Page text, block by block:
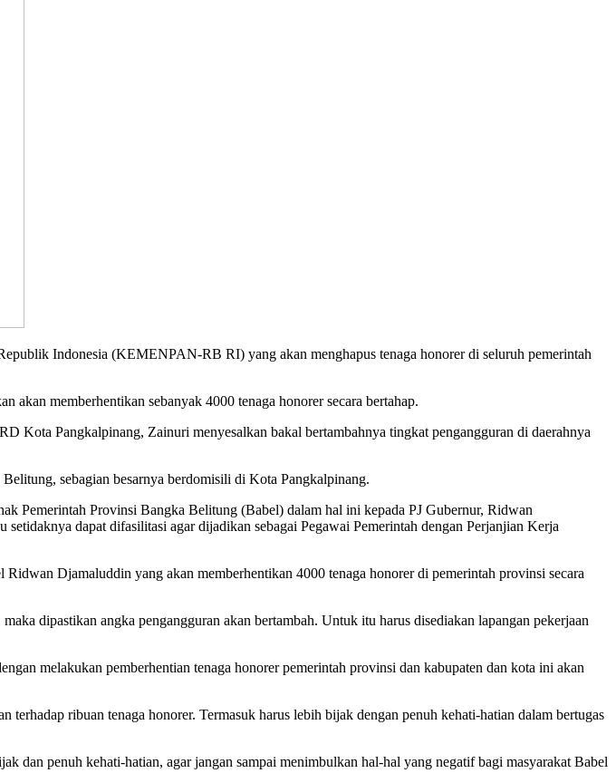
Indonesia (KEMENPAN-RB RI) yang akan menghapus tenaga honorer di seluruh pemerintah
memberhentikan sebanyak 4000 tenaga honorer secara bertahap.
Pangkalpinang, Zainuri menyesalkan bakal bertambahnya tingkat pengangguran di daerahnya
sebagian besarnya berdomisili di Kota Pangkalpinang.
Pemerintah Provinsi Bangka Belitung (Babel) dalam hal ini kepada PJ Gubernur, Ridwan
dapat difasilitasi agar dijadikan sebagai Pegawai Pemerintah dengan Perjanjian Kerja
Djamaluddin yang akan memberhentikan 4000 tenaga honorer di pemerintah provinsi secara
dipastikan angka pengangguran akan bertambah. Untuk itu harus disediakan lapangan pekerjaan
melakukan pemberhentian tenaga honorer pemerintah provinsi dan kabupaten dan kota ini akan
ribuan tenaga honorer. Termasuk harus lebih bijak dengan penuh kehati-hatian dalam bertugas
dan penuh kehati-hatian, agar jangan sampai menimbulkan hal-hal yang negatif bagi masyarakat Babel